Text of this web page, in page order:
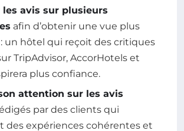
les avis sur plusieurs
afin d’obtenir une vue plus
un hôtel qui reçoit des critiques
TripAdvisor, AccorHotels et
plus confiance.
attention sur les avis
par des clients qui
des expériences cohérentes et